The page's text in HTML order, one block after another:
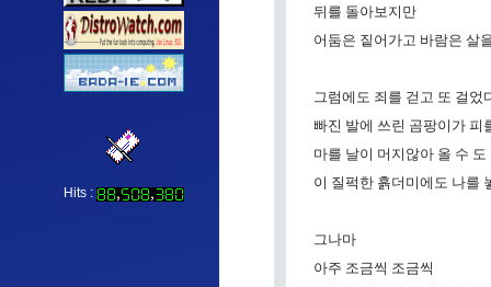
Hits :
뒤를 돌아보지만
어둠은 짙어가고 바람은 살
그럼에도 죄를 걷고 또 걸었
빠진 발에 쓰린 곰팡이가 피
마를 날이 머지않아 올 수
이 질퍽한 흙더미에도 나를
그나마
아주 조금씩 조금씩